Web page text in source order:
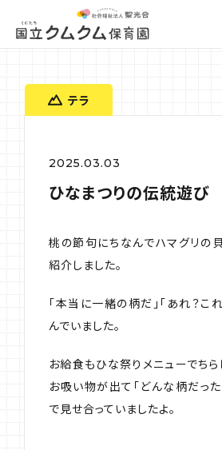
テラ
2025.03.03
ひなまつりの伝統遊び
桃の節句にちなんでハマグリの
紹介しました。
「本当に一緒の柄だ」「あれ？こ
んでいました。
お給食もひな祭りメニューでち
お吸い物が出て「どんな柄だっ
で見せ合っていましたよ。